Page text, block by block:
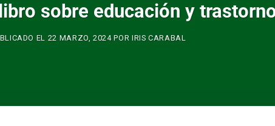
sobre educación y
EL 22 MARZO, 2024POR IRIS CARABAL